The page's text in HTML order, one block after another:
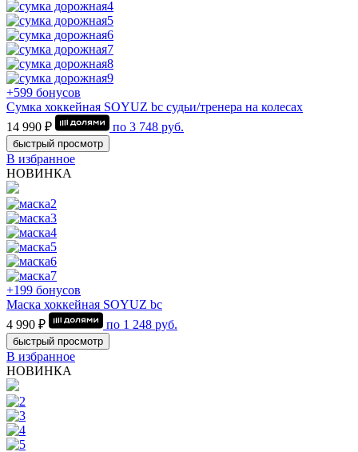
+599 бонусов
Сумка хоккейная SOYUZ bc судьи/тренера на колесах
14 990 ₽
по 3 748 руб.
быстрый просмотр
В избранное
НОВИНКА
+199 бонусов
Маска хоккейная SOYUZ bc
4 990 ₽
по 1 248 руб.
быстрый просмотр
В избранное
НОВИНКА